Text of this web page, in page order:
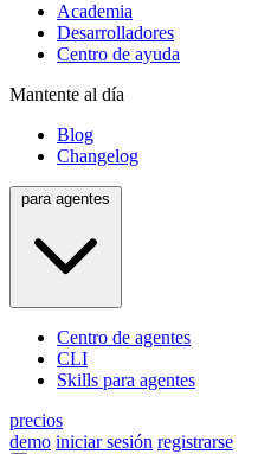
Academia
Desarrolladores
Centro de ayuda
Mantente al día
Blog
Changelog
Centro de agentes
CLI
Skills para agentes
precios
demo iniciar sesión registrarse